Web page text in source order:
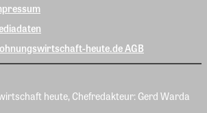
heute.de AGB
heute, Chefredakteur: Gerd Warda